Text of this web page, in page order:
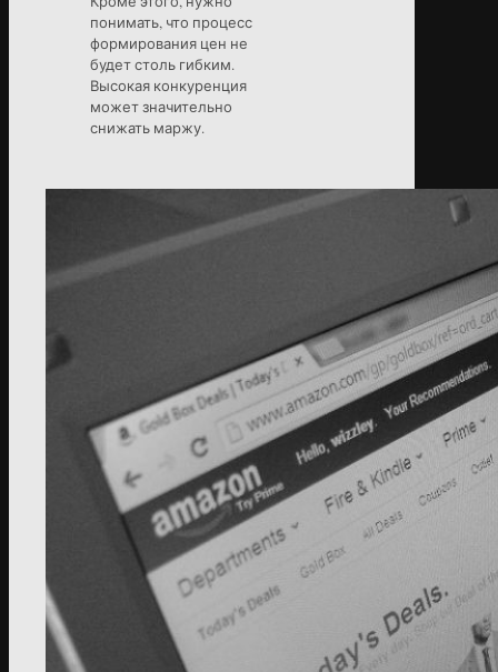
понимать, что процесс
формирования цен не
будет столь гибким.
Высокая конкуренция
может значительно
снижать маржу.